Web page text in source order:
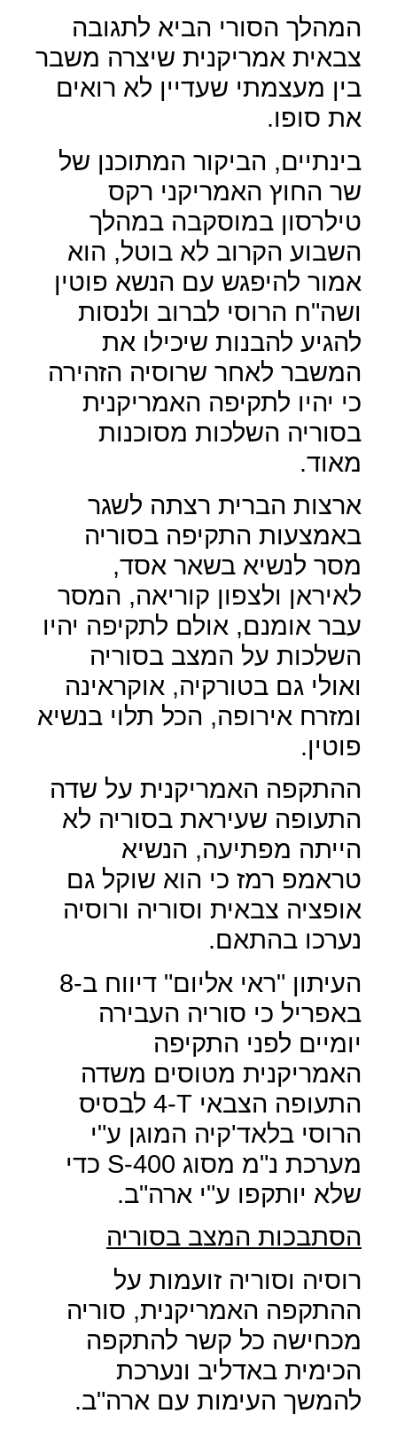
המהלך הסורי הביא לתגובה
צבאית אמריקנית שיצרה משבר
בין מעצמתי שעדיין לא רואים
את סופו.
בינתיים, הביקור המתוכנן של
שר החוץ האמריקני רקס
טילרסון במוסקבה במהלך
השבוע הקרוב לא בוטל, הוא
אמור להיפגש עם הנשא פוטין
ושה"ח הרוסי לברוב ולנסות
להגיע להבנות שיכילו את
המשבר לאחר שרוסיה הזהירה
כי יהיו לתקיפה האמריקנית
בסוריה השלכות מסוכנות
מאוד.
ארצות הברית רצתה לשגר
באמצעות התקיפה בסוריה
מסר לנשיא בשאר אסד,
לאיראן ולצפון קוריאה, המסר
עבר אומנם, אולם לתקיפה יהיו
השלכות על המצב בסוריה
ואולי גם בטורקיה, אוקראינה
ומזרח אירופה, הכל תלוי בנשיא
פוטין.
ההתקפה האמריקנית על שדה
התעופה שעיראת בסוריה לא
הייתה מפתיעה, הנשיא
טראמפ רמז כי הוא שוקל גם
אופציה צבאית וסוריה ורוסיה
נערכו בהתאם.
העיתון "ראי אליום" דיווח ב-8
באפריל כי סוריה העבירה
יומיים לפני התקיפה
האמריקנית מטוסים משדה
התעופה הצבאי T
-4 לבסיס
הרוסי בלאד'קיה המוגן ע"י
מערכת נ"מ מסוג 400-
S כדי
שלא יותקפו ע"י ארה"ב.
הסתבכות המצב בסוריה
רוסיה וסוריה זועמות על
ההתקפה האמריקנית, סוריה
מכחישה כל קשר להתקפה
הכימית באדליב ונערכת
להמשך העימות עם ארה"ב.